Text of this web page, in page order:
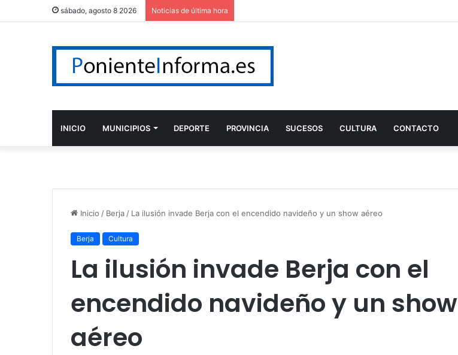
sábado, agosto 8 2026 Noticias de última hora
INICIO MUNICIPIOS DEPORTE PROVINCIA SUCESOS CULTURA CONTACTO
Inicio / Berja / La ilusión invade Berja con el encendido navideño y un show aéreo
Berja Cultura
La ilusión invade Berja con el
encendido navideño y un show
aéreo